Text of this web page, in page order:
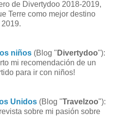
de Divertydoo 2018-2019,
Terre como mejor destino
niños (Blog " Divertydoo"):
mi recomendación de un
para ir con niños!
Unidos (Blog "Travelzoo"):
sobre mi pasión sobre